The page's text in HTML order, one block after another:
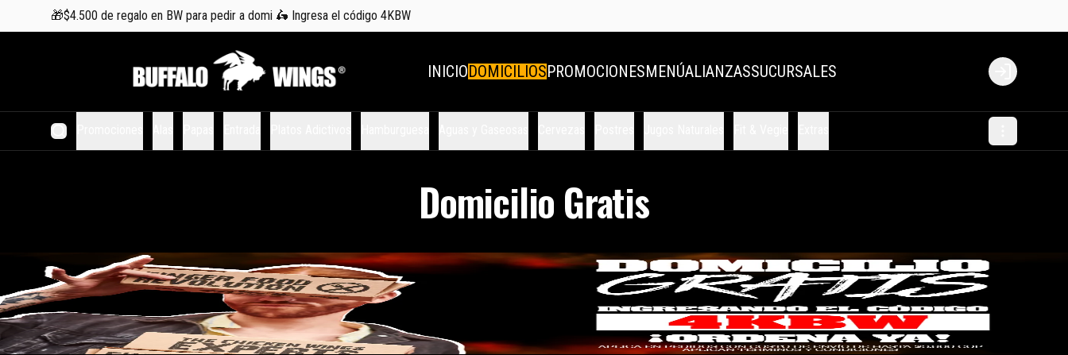
🎁$4.500 de regalo en BW para pedir a domi 🛵 Ingresa el código 4KBW
INICIODOMICILIOSPROMOCIONESMENÚALIANZASSUCURSALES Login
Domicilio Gratis